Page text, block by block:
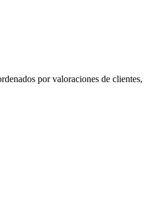
por valoraciones de clientes,